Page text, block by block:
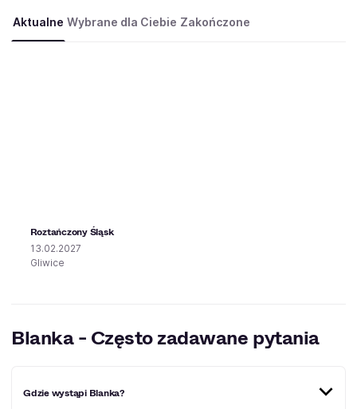
Aktualne Wybrane dla Ciebie Zakończone
Roztańczony Śląsk
13.02.2027
Gliwice
Blanka - Często zadawane pytania
Gdzie wystąpi Blanka?